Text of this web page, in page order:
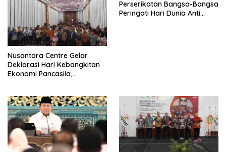
Nusantara Centre Gelar
Deklarasi Hari Kebangkitan
Ekonomi Pancasila,
Penjajahan (Pergolakan
Ekonomi Politik Indonesia) &
Simposium Nasional “Urgensi
Undang-Undang
Perekonomian Nasional dan
Kesejahteraan Sosial dalam
Perserikatan Bangsa-Bangsa
Peringati Hari Dunia Anti